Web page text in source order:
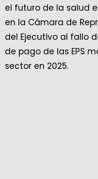
el futuro de la salud
en la Cámara de
del Ejecutivo al fallo
de pago de las EPS
sector en 2025.